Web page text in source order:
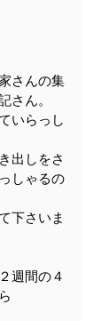
さんの集
さん。
いらっし
出しをさ
しゃるの
下さいま
週間の４